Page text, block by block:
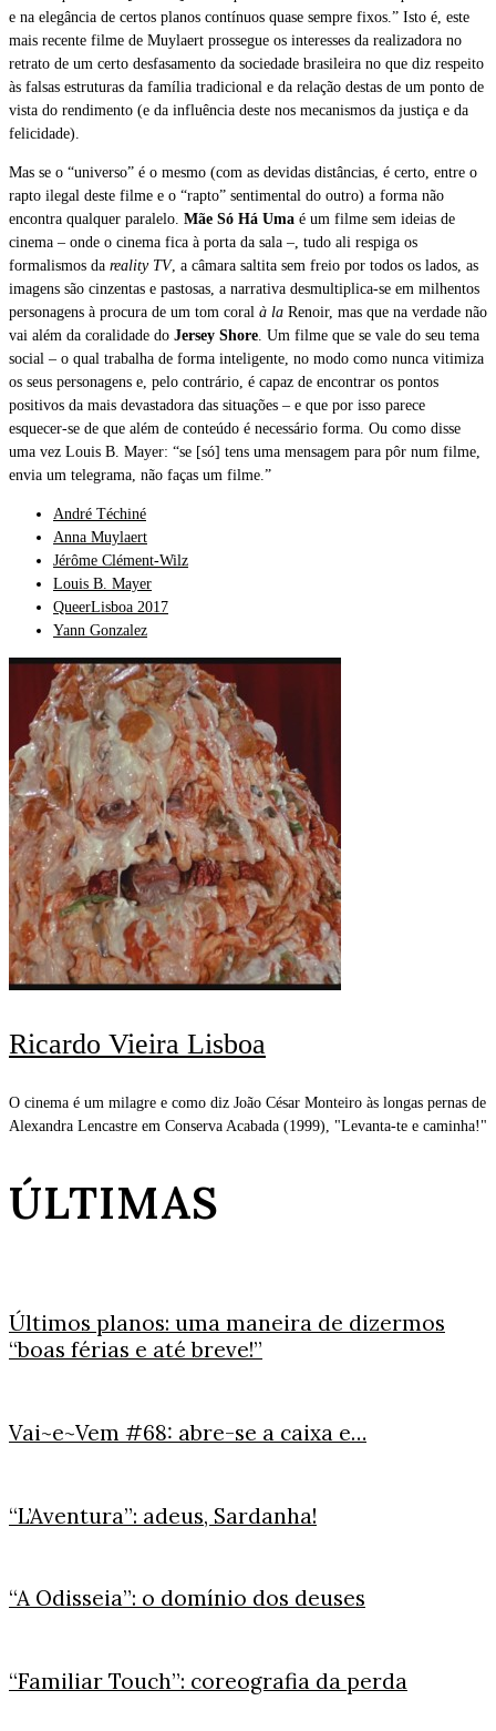
e na elegância de certos planos contínuos quase sempre fixos.” Isto é, este
mais recente filme de Muylaert prossegue os interesses da realizadora no
retrato de um certo desfasamento da sociedade brasileira no que diz respeito
às falsas estruturas da família tradicional e da relação destas de um ponto de
vista do rendimento (e da influência deste nos mecanismos da justiça e da
felicidade).
Mas se o “universo” é o mesmo (com as devidas distâncias, é certo, entre o
rapto ilegal deste filme e o “rapto” sentimental do outro) a forma não
encontra qualquer paralelo. Mãe Só Há Uma é um filme sem ideias de
cinema – onde o cinema fica à porta da sala –, tudo ali respiga os
formalismos da reality TV, a câmara saltita sem freio por todos os lados, as
imagens são cinzentas e pastosas, a narrativa desmultiplica-se em milhentos
personagens à procura de um tom coral à la Renoir, mas que na verdade não
vai além da coralidade do Jersey Shore . Um filme que se vale do seu tema
social – o qual trabalha de forma inteligente, no modo como nunca vitimiza
os seus personagens e, pelo contrário, é capaz de encontrar os pontos
positivos da mais devastadora das situações – e que por isso parece
esquecer-se de que além de conteúdo é necessário forma. Ou como disse
uma vez Louis B. Mayer: “se [só] tens uma mensagem para pôr num filme,
envia um telegrama, não faças um filme.”
André Téchiné
Anna Muylaert
Jérôme Clément-Wilz
Louis B. Mayer
QueerLisboa 2017
Yann Gonzalez
Ricardo Vieira Lisboa
O cinema é um milagre e como diz João César Monteiro às longas pernas de
Alexandra Lencastre em Conserva Acabada (1999), "Levanta-te e caminha!"
ÚLTIMAS
Últimos planos: uma maneira de dizermos
“boas férias e até breve!”
Vai~e~Vem #68: abre-se a caixa e…
“L’Aventura”: adeus, Sardanha!
“A Odisseia”: o domínio dos deuses
“Familiar Touch”: coreografia da perda